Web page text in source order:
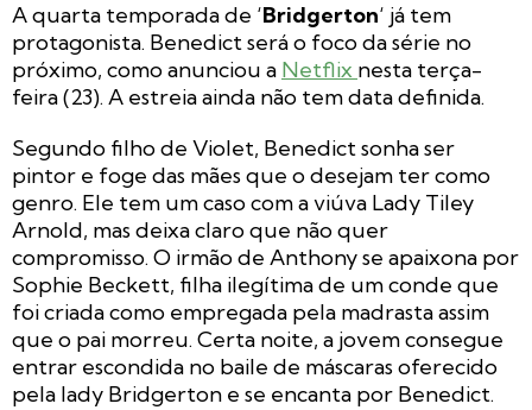
A quarta temporada de ‘Bridgerton‘ já tem
protagonista. Benedict será o foco da série no
próximo, como anunciou a Netflix nesta terça-
feira (23). A estreia ainda não tem data definida.
Segundo filho de Violet, Benedict sonha ser
pintor e foge das mães que o desejam ter como
genro. Ele tem um caso com a viúva Lady Tiley
Arnold, mas deixa claro que não quer
compromisso. O irmão de Anthony se apaixona por
Sophie Beckett, filha ilegítima de um conde que
foi criada como empregada pela madrasta assim
que o pai morreu. Certa noite, a jovem consegue
entrar escondida no baile de máscaras oferecido
pela lady Bridgerton e se encanta por Benedict.